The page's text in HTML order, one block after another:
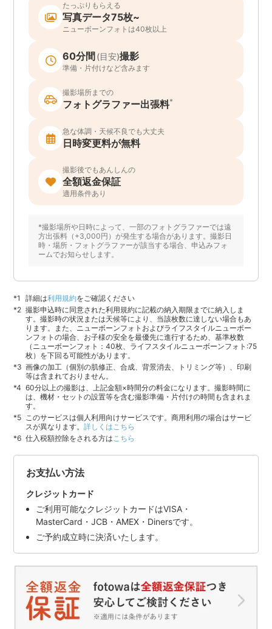
たっぷりもらえる
写真データ75枚~
ニューボーンフォトは40枚以上
60分間(目安)撮影
準備・片付けなど含みます
撮影場所までの
フォトグラファー出張料*
急な体調・天候不良でも大丈夫
日時変更料が無料
撮影後でもあんしんの
全額返金保証
適用条件あり
*撮影場所や日時によって、一部のフォトグラファーでは遠
方出張料（+3,000円）が発生する場合があります。撮影日
時・場所・フォトグラファーが該当する場合、申込みフォ
ームでお知らせします。
詳細は利用規約をご確認ください
撮影申込時に同意された利用規約に記載の納入期限までに納入しま
す。撮影時の状況または天候等により、当該枚数に達しない場合もあ
ります。また、ニューボーンフォトおよびライフスタイルニューボー
ンフォトの場合、お子様の安全を最優先に進行するため、基準枚数
（ニューボーンフォト：40枚、ライフスタイルニューボーンフォト:75
枚）を下回る可能性があります。
画像の加工（個別の肌修正、合成、背景消去、トリミング等）、印刷
等は含まれておりません。
60分以上の撮影は、上記金額×時間分の料金になります。撮影時間に
は、機材・セットの設置等を含む撮影準備・片付けの時間も含まれま
す。
このサービスは個人利用向けサービスです。商用利用の場合はサービ
スが異なります。詳しくはこちら
仕入税額控除をされる方はこちら
お支払い方法
クレジットカード
ご利用可能なクレジットカードはVISA・
MasterCard・JCB・AMEX・Dinersです。
ご予約成立時に決済いたします。